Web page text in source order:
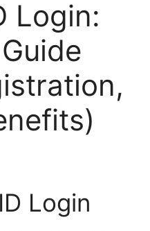
Login:
Login